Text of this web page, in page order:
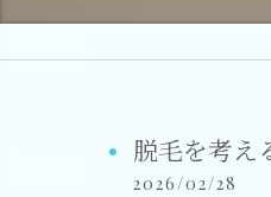
脱毛を考え
2026/02/28